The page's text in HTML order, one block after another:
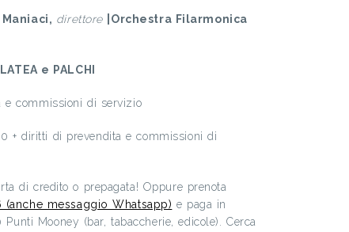
Maniaci, direttore
|Orchestra Filarmonica
e PALCHI
e commissioni di servizio
+ diritti di prevendita e commissioni di
di credito o prepagata! Oppure prenota
messaggio Whatsapp) e paga in
Mooney (bar, tabaccherie, edicole). Cerca